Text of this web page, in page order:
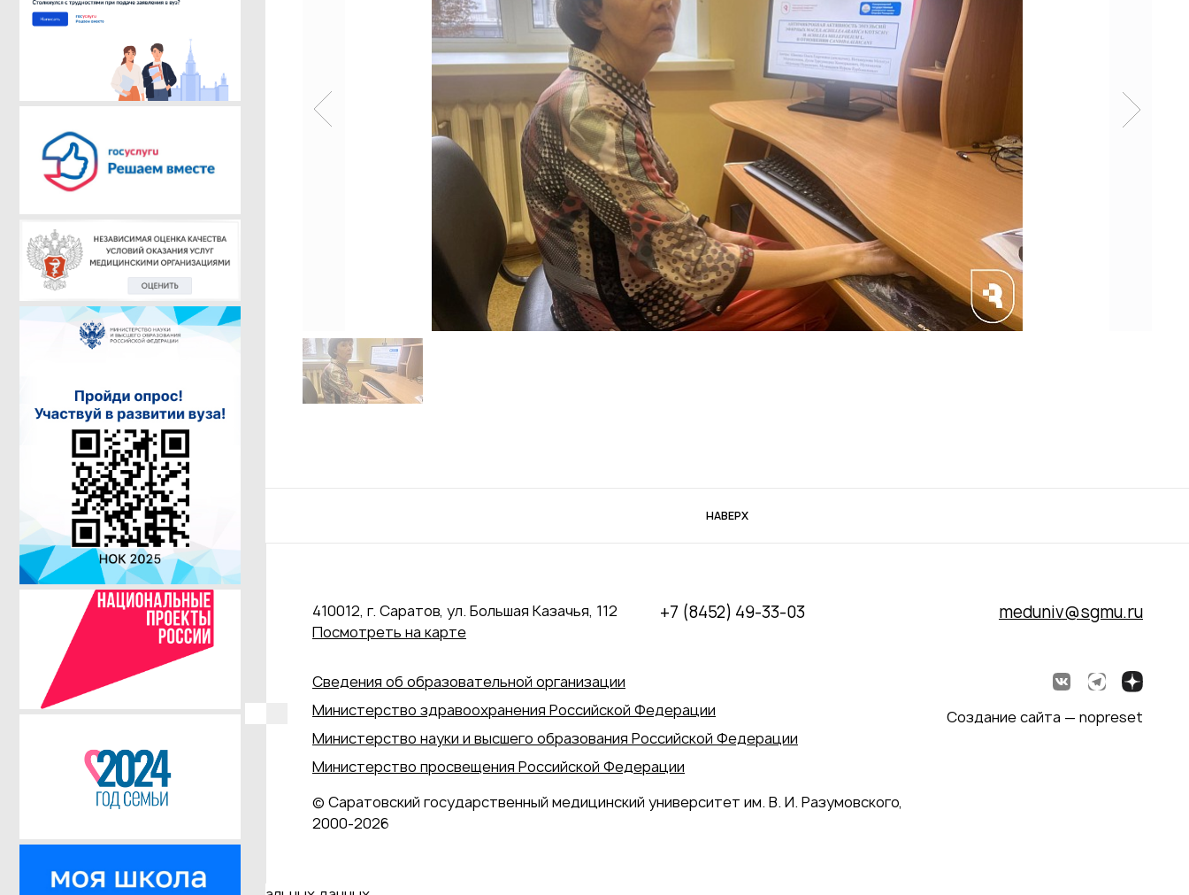
НАВЕРХ
410012, г. Саратов, ул. Большая Казачья, 112
Посмотреть на карте
+7 (8452) 49-33-03 meduniv@sgmu.ru
Сведения об образовательной организации
Министерство здравоохранения Российской Федерации
Министерство науки и высшего образования Российской Федерации
Министерство просвещения Российской Федерации
© Саратовский государственный медицинский университет им. В. И. Разумовского,
2000‑2026
Создание сайта — nopreset